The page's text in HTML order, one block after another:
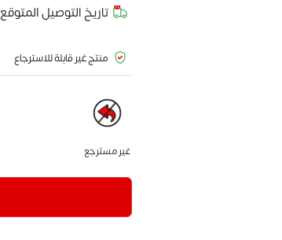
تاريخ التوصيل المتوقع
منتج غير قابلة للاسترجاع
غير مسترجع